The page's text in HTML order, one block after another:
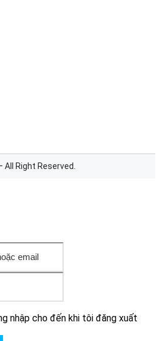
Right Reserved.
nhập cho đến khi tôi đăng xuất